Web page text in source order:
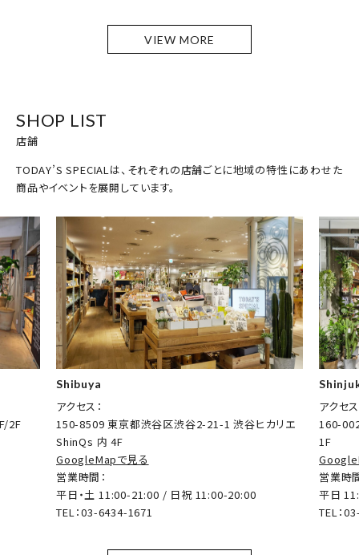
VIEW MORE
SHOP LIST
店舗
TODAY’S SPECIALは、それぞれの店舗ごとに地域の特性にあわせた
商品やイベントを展開しています。
2F
Shibuya
アクセス：
150-8509 東京都渋谷区渋谷2-21-1 渋谷ヒカリエ
ShinQs 内 4F
GoogleMapで見る
営業時間：
平日・土 11:00-21:00 / 日祝 11:00-20:00
TEL：03-6434-1671
アクセス
160-
1F
営業時
平日
TEL：